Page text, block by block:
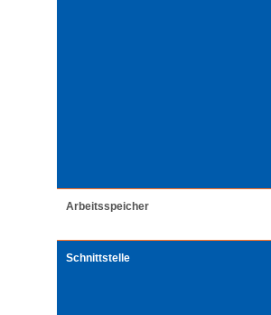
Arbeitsspeicher
Schnittstelle